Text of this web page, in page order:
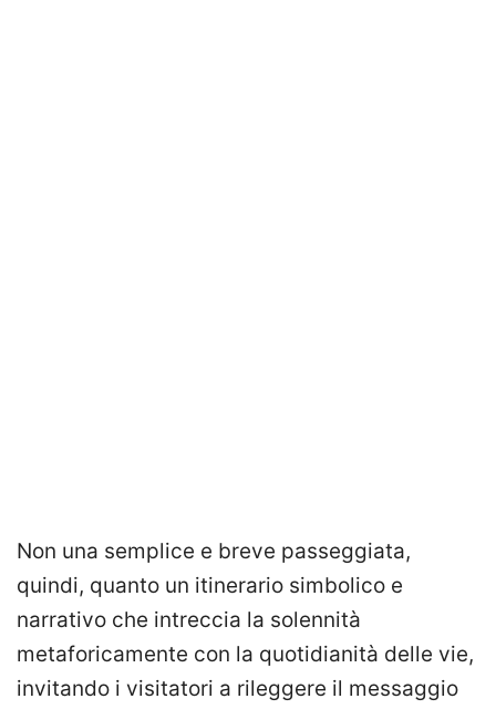
Non una semplice e breve passeggiata,
quindi, quanto un itinerario simbolico e
narrativo che intreccia la solennità
metaforicamente con la quotidianità delle vie,
invitando i visitatori a rileggere il messaggio